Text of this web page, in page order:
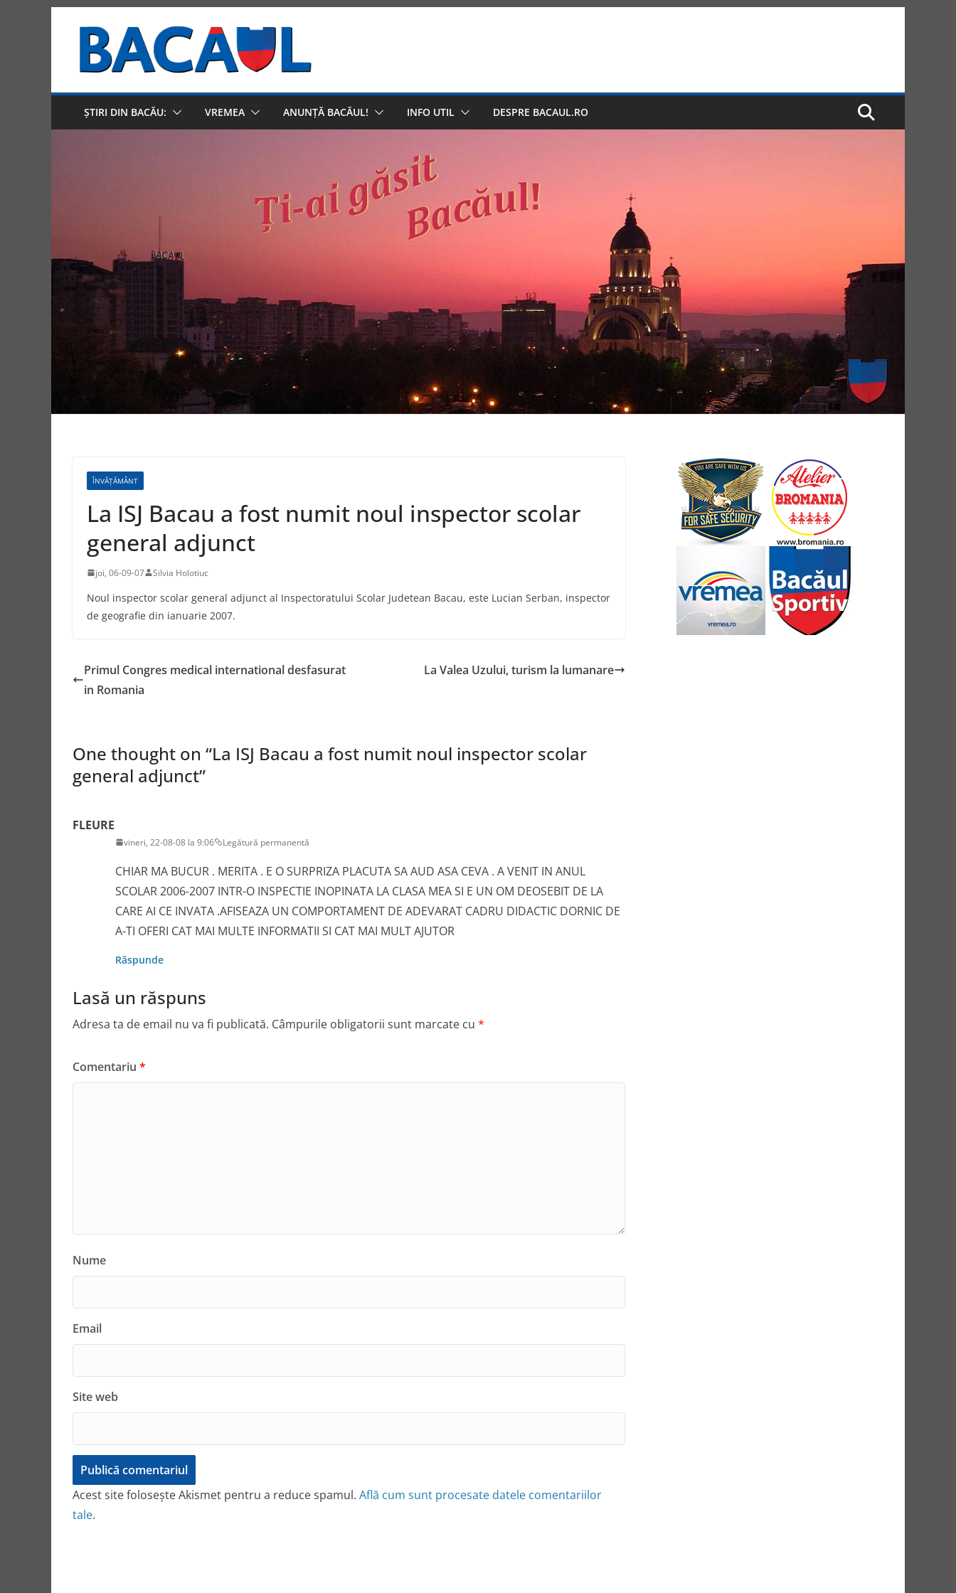
content
ȘTIRI DIN BACĂU: VREMEA ANUNȚĂ BACĂUL! INFO UTIL DESPRE BACAUL.RO
ÎNVĂȚĂMÂNT
La ISJ Bacau a fost numit noul inspector scolar
general adjunct
joi, 06-09-07 Silvia Holotiuc
Noul inspector scolar general adjunct al Inspectoratului Scolar Judetean Bacau, este Lucian Serban, inspector
de geografie din ianuarie 2007.
Primul Congres medical international desfasurat
in Romania
La Valea Uzului, turism la lumanare
One thought on “La ISJ Bacau a fost numit noul inspector scolar
general adjunct”
FLEURE
vineri, 22-08-08 la 9:06 Legătură permanentă
CHIAR MA BUCUR . MERITA . E O SURPRIZA PLACUTA SA AUD ASA CEVA . A VENIT IN ANUL
SCOLAR 2006-2007 INTR-O INSPECTIE INOPINATA LA CLASA MEA SI E UN OM DEOSEBIT DE LA
CARE AI CE INVATA .AFISEAZA UN COMPORTAMENT DE ADEVARAT CADRU DIDACTIC DORNIC DE
A-TI OFERI CAT MAI MULTE INFORMATII SI CAT MAI MULT AJUTOR
Răspunde
Lasă un răspuns
Adresa ta de email nu va fi publicată. Câmpurile obligatorii sunt marcate cu *
Comentariu *
Nume
Email
Site web
Acest site folosește Akismet pentru a reduce spamul. Află cum sunt procesate datele comentariilor
tale.